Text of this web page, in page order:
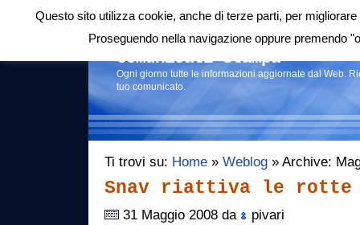
Login|RSS |
Comunicati stampa
Ogni giorno tutte le informazioni aggiornate dal Web.
tuo comunicato.
Ti trovi su: Home » Weblog » Archive:
Snav riattiva le rotte
31 Maggio 2008 da
pivari
Questo sito utilizza cookie, anche di terze parti, per
Proseguendo nella navigazione oppure premendo